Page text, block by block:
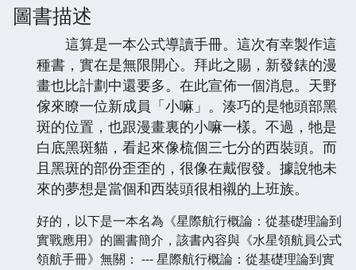
圖書描述
這算是一本公式導讀手冊。這次有幸製作這
種書，實在是無限開心。拜此之賜，新發錶的漫
畫也比計劃中還要多。在此宣佈一個消息。天野
傢來瞭一位新成員「小嘛」。湊巧的是牠頭部黑
斑的位置，也跟漫畫裏的小嘛一樣。不過，牠是
白底黑斑貓，看起來像梳個三七分的西裝頭。而
且黑斑的部份歪歪的，很像在戴假發。據說牠未
來的夢想是當個和西裝頭很相襯的上班族。
好的，以下是一本名為《星際航行概論：從基礎理論到
實戰應用》的圖書簡介，該書內容與《水星領航員公式
領航手冊》無關： --- 星際航行概論：從基礎理論到實